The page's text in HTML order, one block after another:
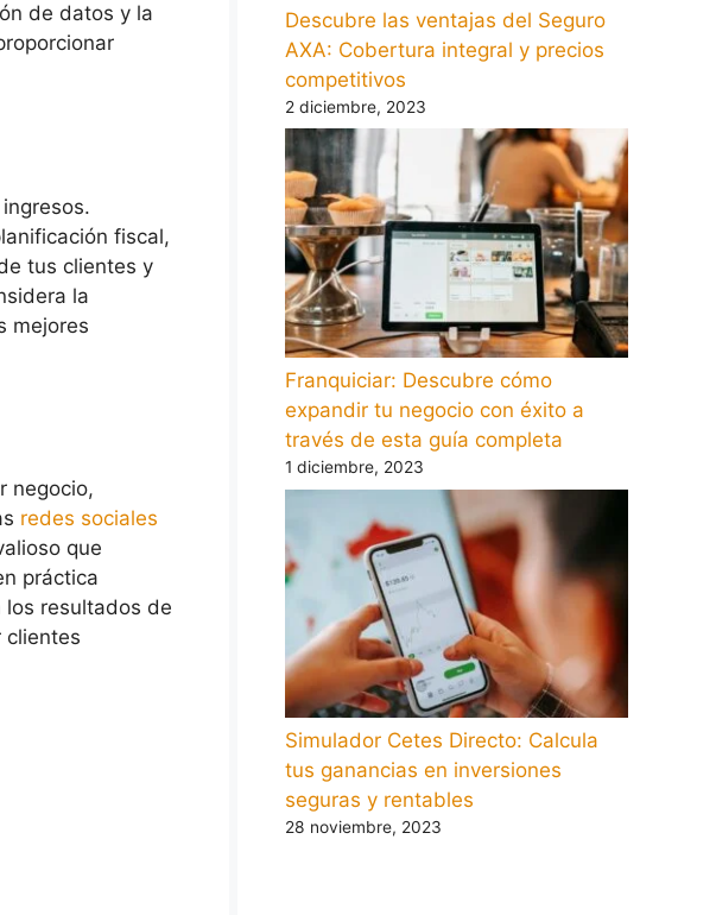
de datos y la
fiscal,
tus clientes y
la
mejores
negocio,
redes sociales
que
práctica
los resultados de
clientes
Descubre las ventajas del Seguro
AXA: Cobertura integral y precios
competitivos
2 diciembre, 2023
Franquiciar: Descubre cómo
expandir tu negocio con éxito a
través de esta guía completa
1 diciembre, 2023
Simulador Cetes Directo: Calcula
tus ganancias en inversiones
seguras y rentables
28 noviembre, 2023